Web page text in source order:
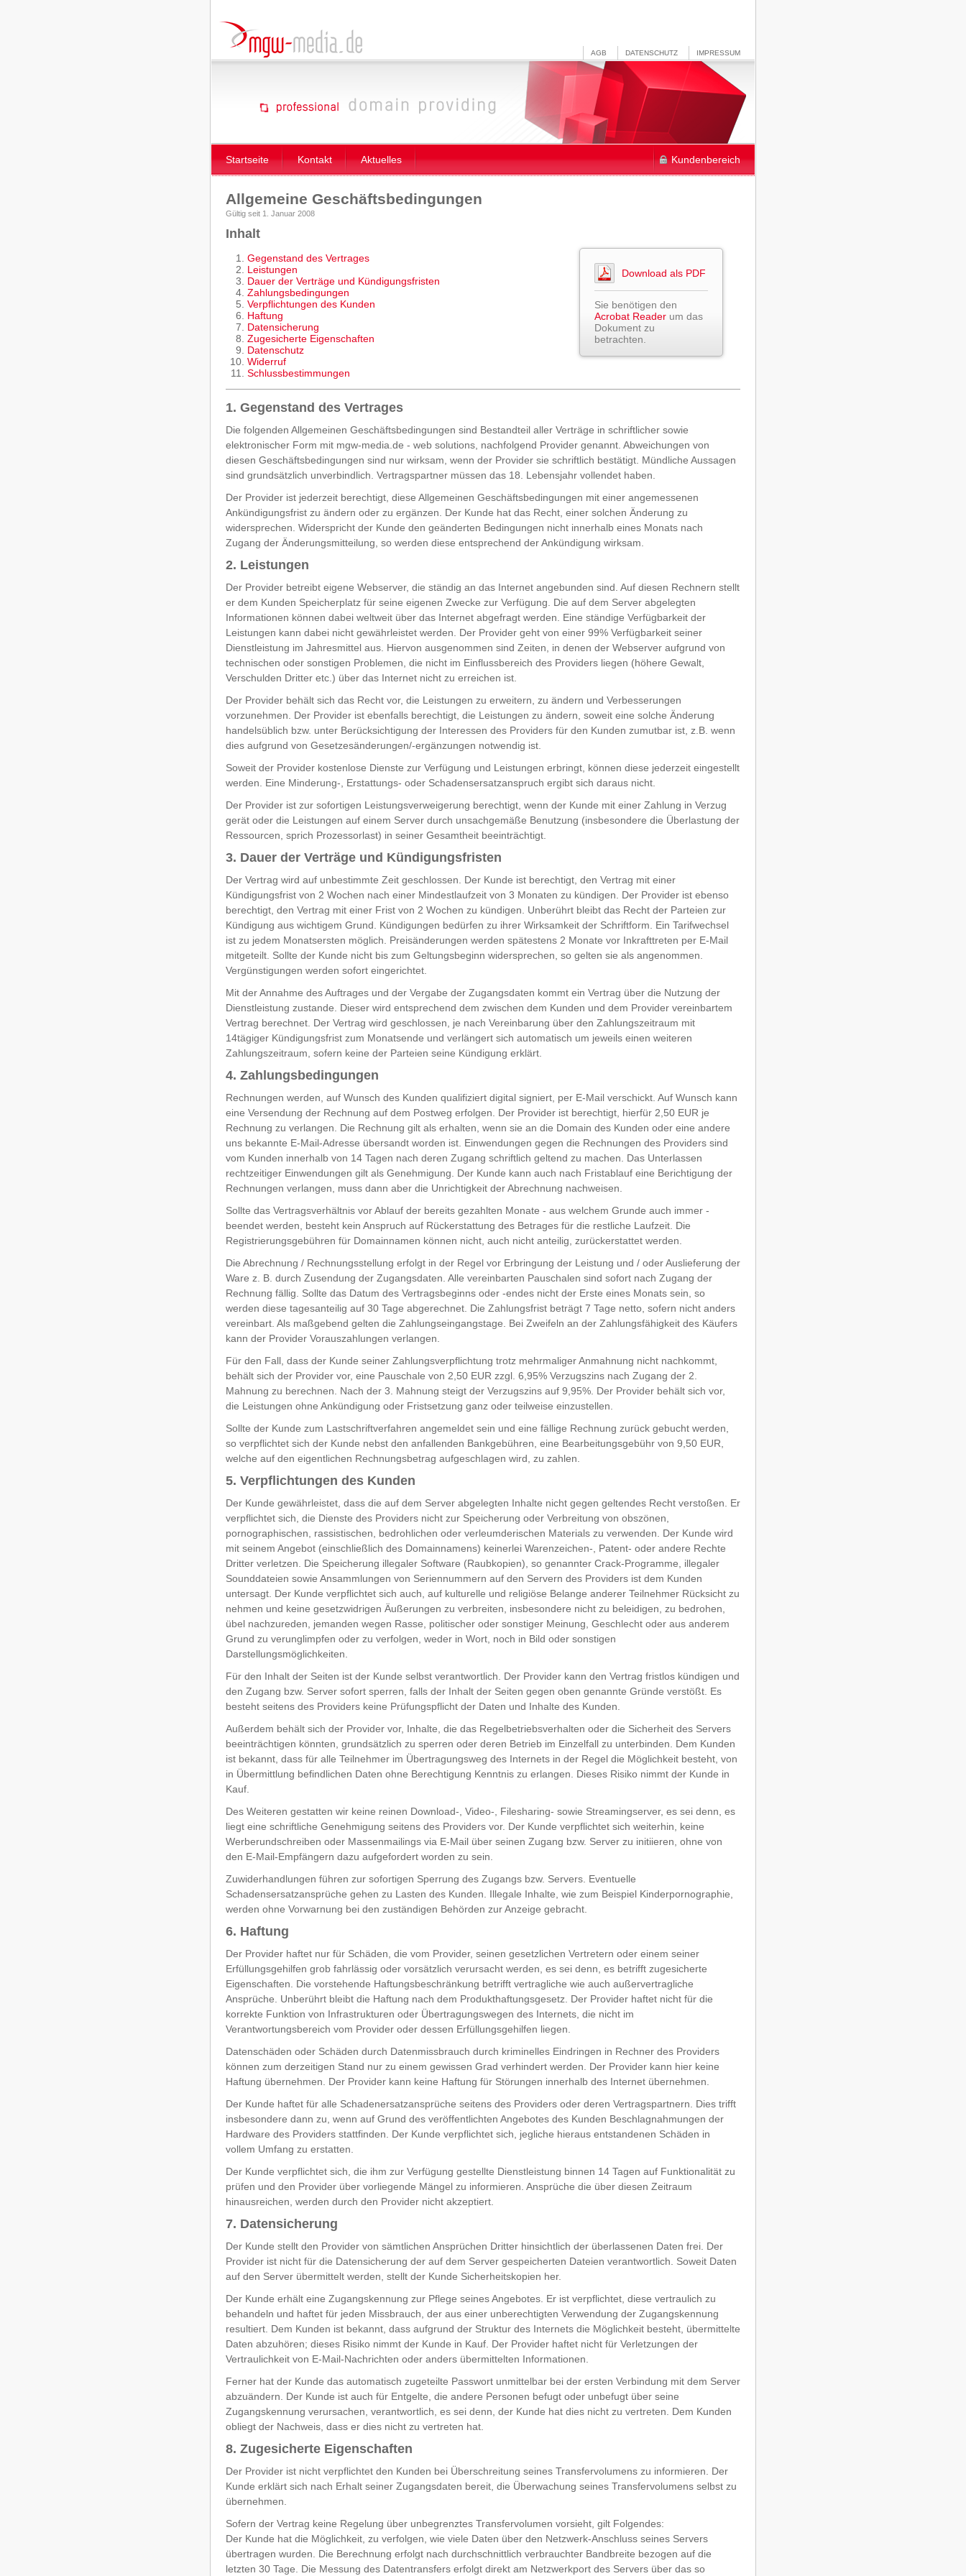
Startseite Kontakt Aktuelles Kundenbereich
AGB DATENSCHUTZ IMPRESSUM
Allgemeine Geschäftsbedingungen
Gültig seit 1. Januar 2008
Inhalt
Gegenstand des Vertrages
Leistungen
Dauer der Verträge und Kündigungsfristen
Zahlungsbedingungen
Verpflichtungen des Kunden
Haftung
Datensicherung
Zugesicherte Eigenschaften
Datenschutz
Widerruf
Schlussbestimmungen
1. Gegenstand des Vertrages
Die folgenden Allgemeinen Geschäftsbedingungen sind Bestandteil aller Verträge in schriftlicher sowie
elektronischer Form mit mgw-media.de - web solutions, nachfolgend Provider genannt. Abweichungen von
diesen Geschäftsbedingungen sind nur wirksam, wenn der Provider sie schriftlich bestätigt. Mündliche Aussagen
sind grundsätzlich unverbindlich. Vertragspartner müssen das 18. Lebensjahr vollendet haben.
Der Provider ist jederzeit berechtigt, diese Allgemeinen Geschäftsbedingungen mit einer angemessenen
Ankündigungsfrist zu ändern oder zu ergänzen. Der Kunde hat das Recht, einer solchen Änderung zu
widersprechen. Widerspricht der Kunde den geänderten Bedingungen nicht innerhalb eines Monats nach
Zugang der Änderungsmitteilung, so werden diese entsprechend der Ankündigung wirksam.
2. Leistungen
Der Provider betreibt eigene Webserver, die ständig an das Internet angebunden sind. Auf diesen Rechnern stellt
er dem Kunden Speicherplatz für seine eigenen Zwecke zur Verfügung. Die auf dem Server abgelegten
Informationen können dabei weltweit über das Internet abgefragt werden. Eine ständige Verfügbarkeit der
Leistungen kann dabei nicht gewährleistet werden. Der Provider geht von einer 99% Verfügbarkeit seiner
Dienstleistung im Jahresmittel aus. Hiervon ausgenommen sind Zeiten, in denen der Webserver aufgrund von
technischen oder sonstigen Problemen, die nicht im Einflussbereich des Providers liegen (höhere Gewalt,
Verschulden Dritter etc.) über das Internet nicht zu erreichen ist.
Der Provider behält sich das Recht vor, die Leistungen zu erweitern, zu ändern und Verbesserungen
vorzunehmen. Der Provider ist ebenfalls berechtigt, die Leistungen zu ändern, soweit eine solche Änderung
handelsüblich bzw. unter Berücksichtigung der Interessen des Providers für den Kunden zumutbar ist, z.B. wenn
dies aufgrund von Gesetzesänderungen/-ergänzungen notwendig ist.
Soweit der Provider kostenlose Dienste zur Verfügung und Leistungen erbringt, können diese jederzeit eingestellt
werden. Eine Minderung-, Erstattungs- oder Schadensersatzanspruch ergibt sich daraus nicht.
Der Provider ist zur sofortigen Leistungsverweigerung berechtigt, wenn der Kunde mit einer Zahlung in Verzug
gerät oder die Leistungen auf einem Server durch unsachgemäße Benutzung (insbesondere die Überlastung der
Ressourcen, sprich Prozessorlast) in seiner Gesamtheit beeinträchtigt.
3. Dauer der Verträge und Kündigungsfristen
Der Vertrag wird auf unbestimmte Zeit geschlossen. Der Kunde ist berechtigt, den Vertrag mit einer
Kündigungsfrist von 2 Wochen nach einer Mindestlaufzeit von 3 Monaten zu kündigen. Der Provider ist ebenso
berechtigt, den Vertrag mit einer Frist von 2 Wochen zu kündigen. Unberührt bleibt das Recht der Parteien zur
Kündigung aus wichtigem Grund. Kündigungen bedürfen zu ihrer Wirksamkeit der Schriftform. Ein Tarifwechsel
ist zu jedem Monatsersten möglich. Preisänderungen werden spätestens 2 Monate vor Inkrafttreten per E-Mail
mitgeteilt. Sollte der Kunde nicht bis zum Geltungsbeginn widersprechen, so gelten sie als angenommen.
Vergünstigungen werden sofort eingerichtet.
Mit der Annahme des Auftrages und der Vergabe der Zugangsdaten kommt ein Vertrag über die Nutzung der
Dienstleistung zustande. Dieser wird entsprechend dem zwischen dem Kunden und dem Provider vereinbartem
Vertrag berechnet. Der Vertrag wird geschlossen, je nach Vereinbarung über den Zahlungszeitraum mit
14tägiger Kündigungsfrist zum Monatsende und verlängert sich automatisch um jeweils einen weiteren
Zahlungszeitraum, sofern keine der Parteien seine Kündigung erklärt.
4. Zahlungsbedingungen
Rechnungen werden, auf Wunsch des Kunden qualifiziert digital signiert, per E-Mail verschickt. Auf Wunsch kann
eine Versendung der Rechnung auf dem Postweg erfolgen. Der Provider ist berechtigt, hierfür 2,50 EUR je
Rechnung zu verlangen. Die Rechnung gilt als erhalten, wenn sie an die Domain des Kunden oder eine andere
uns bekannte E-Mail-Adresse übersandt worden ist. Einwendungen gegen die Rechnungen des Providers sind
vom Kunden innerhalb von 14 Tagen nach deren Zugang schriftlich geltend zu machen. Das Unterlassen
rechtzeitiger Einwendungen gilt als Genehmigung. Der Kunde kann auch nach Fristablauf eine Berichtigung der
Rechnungen verlangen, muss dann aber die Unrichtigkeit der Abrechnung nachweisen.
Sollte das Vertragsverhältnis vor Ablauf der bereits gezahlten Monate - aus welchem Grunde auch immer -
beendet werden, besteht kein Anspruch auf Rückerstattung des Betrages für die restliche Laufzeit. Die
Registrierungsgebühren für Domainnamen können nicht, auch nicht anteilig, zurückerstattet werden.
Die Abrechnung / Rechnungsstellung erfolgt in der Regel vor Erbringung der Leistung und / oder Auslieferung der
Ware z. B. durch Zusendung der Zugangsdaten. Alle vereinbarten Pauschalen sind sofort nach Zugang der
Rechnung fällig. Sollte das Datum des Vertragsbeginns oder -endes nicht der Erste eines Monats sein, so
werden diese tagesanteilig auf 30 Tage abgerechnet. Die Zahlungsfrist beträgt 7 Tage netto, sofern nicht anders
vereinbart. Als maßgebend gelten die Zahlungseingangstage. Bei Zweifeln an der Zahlungsfähigkeit des Käufers
kann der Provider Vorauszahlungen verlangen.
Für den Fall, dass der Kunde seiner Zahlungsverpflichtung trotz mehrmaliger Anmahnung nicht nachkommt,
behält sich der Provider vor, eine Pauschale von 2,50 EUR zzgl. 6,95% Verzugszins nach Zugang der 2.
Mahnung zu berechnen. Nach der 3. Mahnung steigt der Verzugszins auf 9,95%. Der Provider behält sich vor,
die Leistungen ohne Ankündigung oder Fristsetzung ganz oder teilweise einzustellen.
Sollte der Kunde zum Lastschriftverfahren angemeldet sein und eine fällige Rechnung zurück gebucht werden,
so verpflichtet sich der Kunde nebst den anfallenden Bankgebühren, eine Bearbeitungsgebühr von 9,50 EUR,
welche auf den eigentlichen Rechnungsbetrag aufgeschlagen wird, zu zahlen.
5. Verpflichtungen des Kunden
Der Kunde gewährleistet, dass die auf dem Server abgelegten Inhalte nicht gegen geltendes Recht verstoßen. Er
verpflichtet sich, die Dienste des Providers nicht zur Speicherung oder Verbreitung von obszönen,
pornographischen, rassistischen, bedrohlichen oder verleumderischen Materials zu verwenden. Der Kunde wird
mit seinem Angebot (einschließlich des Domainnamens) keinerlei Warenzeichen-, Patent- oder andere Rechte
Dritter verletzen. Die Speicherung illegaler Software (Raubkopien), so genannter Crack-Programme, illegaler
Sounddateien sowie Ansammlungen von Seriennummern auf den Servern des Providers ist dem Kunden
untersagt. Der Kunde verpflichtet sich auch, auf kulturelle und religiöse Belange anderer Teilnehmer Rücksicht zu
nehmen und keine gesetzwidrigen Äußerungen zu verbreiten, insbesondere nicht zu beleidigen, zu bedrohen,
übel nachzureden, jemanden wegen Rasse, politischer oder sonstiger Meinung, Geschlecht oder aus anderem
Grund zu verunglimpfen oder zu verfolgen, weder in Wort, noch in Bild oder sonstigen
Darstellungsmöglichkeiten.
Für den Inhalt der Seiten ist der Kunde selbst verantwortlich. Der Provider kann den Vertrag fristlos kündigen und
den Zugang bzw. Server sofort sperren, falls der Inhalt der Seiten gegen oben genannte Gründe verstößt. Es
besteht seitens des Providers keine Prüfungspflicht der Daten und Inhalte des Kunden.
Außerdem behält sich der Provider vor, Inhalte, die das Regelbetriebsverhalten oder die Sicherheit des Servers
beeinträchtigen könnten, grundsätzlich zu sperren oder deren Betrieb im Einzelfall zu unterbinden. Dem Kunden
ist bekannt, dass für alle Teilnehmer im Übertragungsweg des Internets in der Regel die Möglichkeit besteht, von
in Übermittlung befindlichen Daten ohne Berechtigung Kenntnis zu erlangen. Dieses Risiko nimmt der Kunde in
Kauf.
Des Weiteren gestatten wir keine reinen Download-, Video-, Filesharing- sowie Streamingserver, es sei denn, es
liegt eine schriftliche Genehmigung seitens des Providers vor. Der Kunde verpflichtet sich weiterhin, keine
Werberundschreiben oder Massenmailings via E-Mail über seinen Zugang bzw. Server zu initiieren, ohne von
den E-Mail-Empfängern dazu aufgefordert worden zu sein.
Zuwiderhandlungen führen zur sofortigen Sperrung des Zugangs bzw. Servers. Eventuelle
Schadensersatzansprüche gehen zu Lasten des Kunden. Illegale Inhalte, wie zum Beispiel Kinderpornographie,
werden ohne Vorwarnung bei den zuständigen Behörden zur Anzeige gebracht.
6. Haftung
Der Provider haftet nur für Schäden, die vom Provider, seinen gesetzlichen Vertretern oder einem seiner
Erfüllungsgehilfen grob fahrlässig oder vorsätzlich verursacht werden, es sei denn, es betrifft zugesicherte
Eigenschaften. Die vorstehende Haftungsbeschränkung betrifft vertragliche wie auch außervertragliche
Ansprüche. Unberührt bleibt die Haftung nach dem Produkthaftungsgesetz. Der Provider haftet nicht für die
korrekte Funktion von Infrastrukturen oder Übertragungswegen des Internets, die nicht im
Verantwortungsbereich vom Provider oder dessen Erfüllungsgehilfen liegen.
Datenschäden oder Schäden durch Datenmissbrauch durch kriminelles Eindringen in Rechner des Providers
können zum derzeitigen Stand nur zu einem gewissen Grad verhindert werden. Der Provider kann hier keine
Haftung übernehmen. Der Provider kann keine Haftung für Störungen innerhalb des Internet übernehmen.
Der Kunde haftet für alle Schadenersatzansprüche seitens des Providers oder deren Vertragspartnern. Dies trifft
insbesondere dann zu, wenn auf Grund des veröffentlichten Angebotes des Kunden Beschlagnahmungen der
Hardware des Providers stattfinden. Der Kunde verpflichtet sich, jegliche hieraus entstandenen Schäden in
vollem Umfang zu erstatten.
Der Kunde verpflichtet sich, die ihm zur Verfügung gestellte Dienstleistung binnen 14 Tagen auf Funktionalität zu
prüfen und den Provider über vorliegende Mängel zu informieren. Ansprüche die über diesen Zeitraum
hinausreichen, werden durch den Provider nicht akzeptiert.
7. Datensicherung
Der Kunde stellt den Provider von sämtlichen Ansprüchen Dritter hinsichtlich der überlassenen Daten frei. Der
Provider ist nicht für die Datensicherung der auf dem Server gespeicherten Dateien verantwortlich. Soweit Daten
auf den Server übermittelt werden, stellt der Kunde Sicherheitskopien her.
Der Kunde erhält eine Zugangskennung zur Pflege seines Angebotes. Er ist verpflichtet, diese vertraulich zu
behandeln und haftet für jeden Missbrauch, der aus einer unberechtigten Verwendung der Zugangskennung
resultiert. Dem Kunden ist bekannt, dass aufgrund der Struktur des Internets die Möglichkeit besteht, übermittelte
Daten abzuhören; dieses Risiko nimmt der Kunde in Kauf. Der Provider haftet nicht für Verletzungen der
Vertraulichkeit von E-Mail-Nachrichten oder anders übermittelten Informationen.
Ferner hat der Kunde das automatisch zugeteilte Passwort unmittelbar bei der ersten Verbindung mit dem Server
abzuändern. Der Kunde ist auch für Entgelte, die andere Personen befugt oder unbefugt über seine
Zugangskennung verursachen, verantwortlich, es sei denn, der Kunde hat dies nicht zu vertreten. Dem Kunden
obliegt der Nachweis, dass er dies nicht zu vertreten hat.
8. Zugesicherte Eigenschaften
Der Provider ist nicht verpflichtet den Kunden bei Überschreitung seines Transfervolumens zu informieren. Der
Kunde erklärt sich nach Erhalt seiner Zugangsdaten bereit, die Überwachung seines Transfervolumens selbst zu
übernehmen.
Sofern der Vertrag keine Regelung über unbegrenztes Transfervolumen vorsieht, gilt Folgendes:
Der Kunde hat die Möglichkeit, zu verfolgen, wie viele Daten über den Netzwerk-Anschluss seines Servers
übertragen wurden. Die Berechnung erfolgt nach durchschnittlich verbrauchter Bandbreite bezogen auf die
letzten 30 Tage. Die Messung des Datentransfers erfolgt direkt am Netzwerkport des Servers über das so
Download als PDF
Sie benötigen den
Acrobat Reader um das
Dokument zu
betrachten.